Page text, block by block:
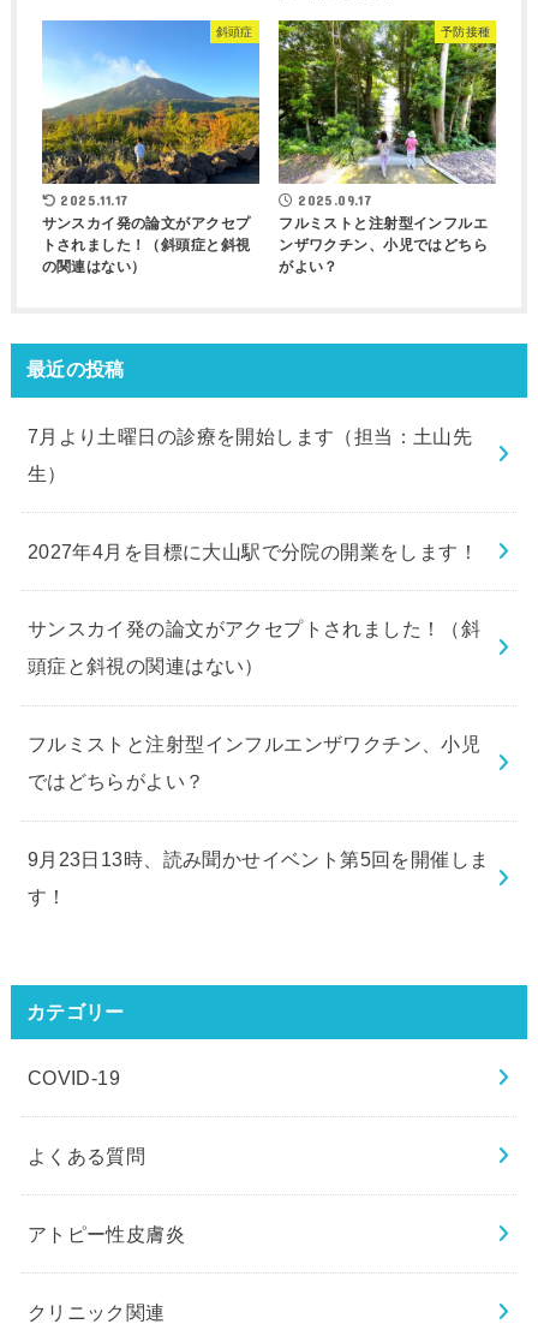
斜頭症
2025.11.17
サンスカイ発の論文がアクセプ
トされました！（斜頭症と斜視
の関連はない）
予防接種
2025.09.17
フルミストと注射型インフルエ
ンザワクチン、小児ではどちら
がよい？
最近の投稿
7月より土曜日の診療を開始します（担当：土山先
生）
2027年4月を目標に大山駅で分院の開業をします！
サンスカイ発の論文がアクセプトされました！（斜
頭症と斜視の関連はない）
フルミストと注射型インフルエンザワクチン、小児
ではどちらがよい？
9月23日13時、読み聞かせイベント第5回を開催しま
す！
カテゴリー
COVID-19
よくある質問
アトピー性皮膚炎
クリニック関連